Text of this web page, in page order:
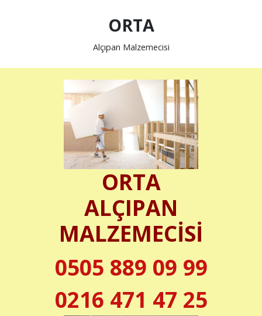
ORTA
Alçıpan Malzemecisi
ORTA
ALÇIPAN
MALZEMECİSİ
0505 889 09 99
0216 471 47 25